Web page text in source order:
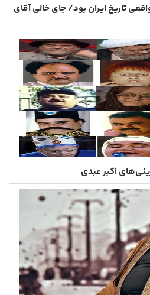
از ۱۰ بازیگر واقعی تاریخ ایران بود/ جای خالی آقای
اکبر عبدی